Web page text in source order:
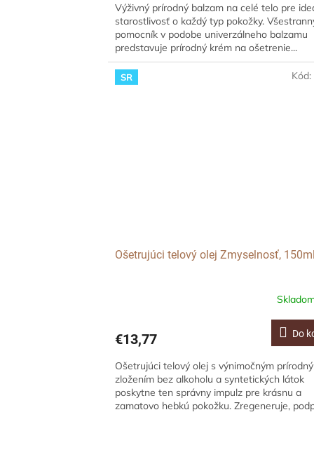
Výživný prírodný balzam na celé telo pre
starostlivosť o každý typ pokožky.
pomocník v podobe univerzálneho balzamu
predstavuje prírodný krém na ošetrenie...
SR
Ošetrujúci telový olej Zmyselnosť, 150ml
€13,77 Do
Ošetrujúci telový olej s výnimočným
zložením bez alkoholu a syntetických látok
poskytne ten správny impulz pre krásnu a
zamatovo hebkú pokožku. Zregeneruje,
Kód: